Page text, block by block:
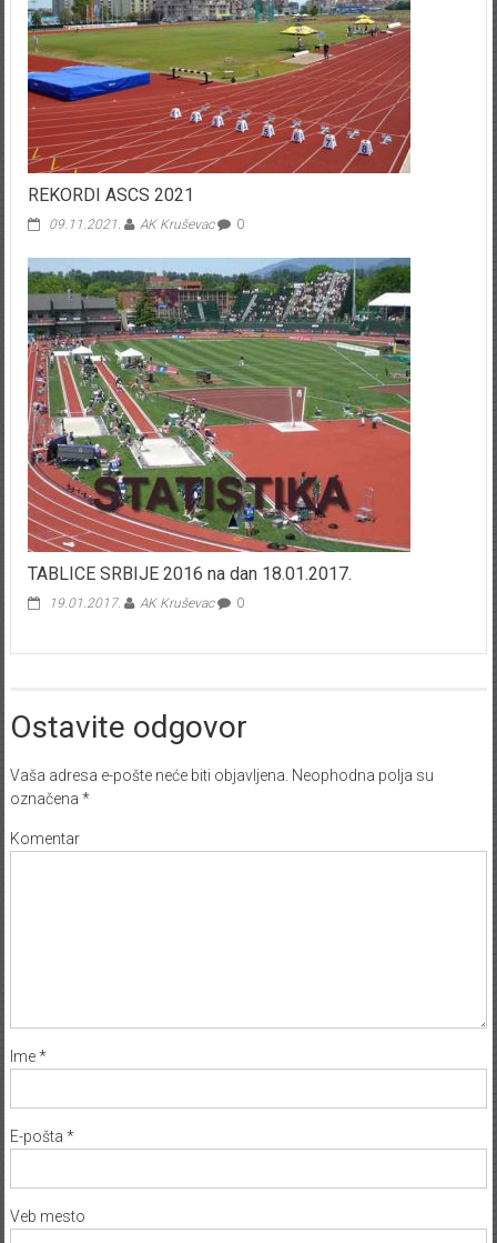
REKORDI ASCS 2021
09.11.2021. AK Kruševac 0
TABLICE SRBIJE 2016 na dan 18.01.2017.
19.01.2017. AK Kruševac 0
Ostavite odgovor
Vaša adresa e-pošte neće biti objavljena. Neophodna polja su
označena *
Komentar
Ime*
E-pošta *
Veb mesto